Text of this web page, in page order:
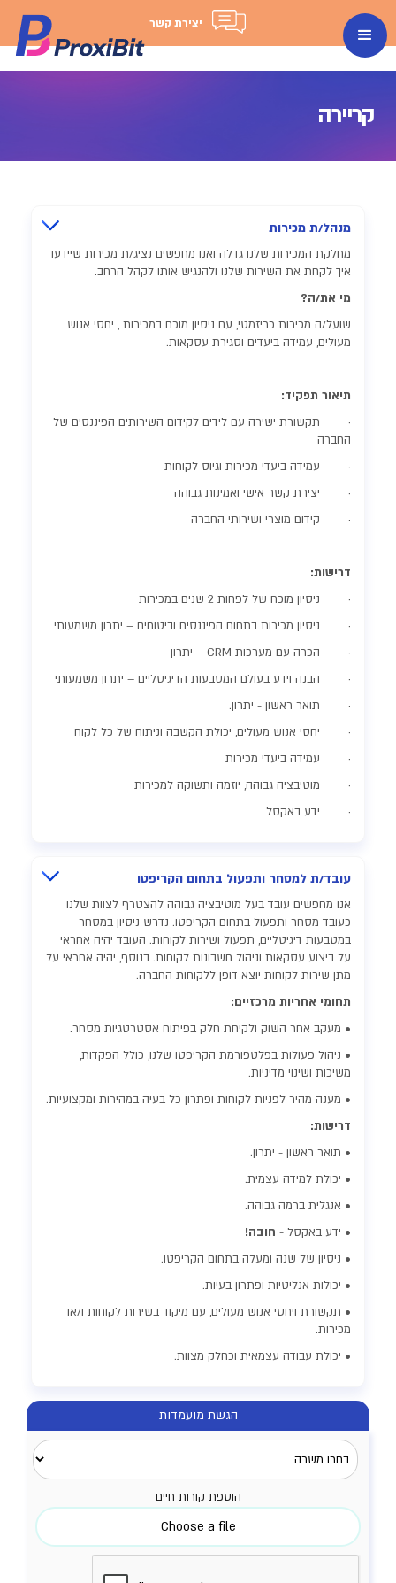
יצירת קשר
קריירה
מנהל/ת מכירות
מחלקת המכירות שלנו גדלה ואנו מחפשים נציג/ת מכירות שיידעו
איך לקחת את השירות שלנו ולהנגיש אותו לקהל הרחב.
מי את/ה?
שועל/ה מכירות כריזמטי, עם ניסיון מוכח במכירות , יחסי אנוש
מעולים, עמידה ביעדים וסגירת עסקאות.
תיאור תפקיד:
· תקשורת ישירה עם לידים לקידום השירותים הפיננסים של
החברה
· עמידה ביעדי מכירות וגיוס לקוחות
· יצירת קשר אישי ואמינות גבוהה
· קידום מוצרי ושירותי החברה
דרישות:
· ניסיון מוכח של לפחות 2 שנים במכירות
· ניסיון מכירות בתחום הפיננסים וביטוחים – יתרון משמעותי
· הכרה עם מערכות CRM – יתרון
· הבנה וידע בעולם המטבעות הדיגיטליים – יתרון משמעותי
· תואר ראשון - יתרון.
· יחסי אנוש מעולים, יכולת הקשבה וניתוח של כל לקוח
· עמידה ביעדי מכירות
· מוטיבציה גבוהה, יוזמה ותשוקה למכירות
· ידע באקסל
עובד/ת למסחר ותפעול בתחום הקריפטו
אנו מחפשים עובד בעל מוטיבציה גבוהה להצטרף לצוות שלנו
כעובד מסחר ותפעול בתחום הקריפטו. נדרש ניסיון במסחר
במטבעות דיגיטליים, תפעול ושירות לקוחות. העובד יהיה אחראי
על ביצוע עסקאות וניהול חשבונות לקוחות. בנוסף, יהיה אחראי על
מתן שירות לקוחות יוצא דופן ללקוחות החברה.
תחומי אחריות מרכזיים:
• מעקב אחר השוק ולקיחת חלק בפיתוח אסטרטגיות מסחר.
• ניהול פעולות בפלטפורמת הקריפטו שלנו, כולל הפקדות,
משיכות ושינוי מדיניות.
• מענה מהיר לפניות לקוחות ופתרון כל בעיה במהירות ומקצועיות.
דרישות:
• תואר ראשון - יתרון.
• יכולת למידה עצמית.
• אנגלית ברמה גבוהה.
• ידע באקסל - חובה!
• ניסיון של שנה ומעלה בתחום הקריפטו.
• יכולות אנליטיות ופתרון בעיות.
• תקשורת ויחסי אנוש מעולים, עם מיקוד בשירות לקוחות ו/או
מכירות.
• יכולת עבודה עצמאית וכחלק מצוות.
הגשת מועמדות
הוספת קורות חיים
Choose a file